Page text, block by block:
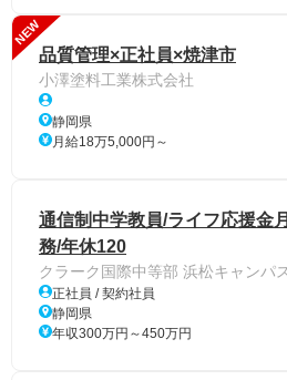
NEW
品質管理×正社員×焼津市
小澤塗料工業株式会社
静岡県
月給18万5,000円～
通信制中学教員/ライフ応援金
務/年休120
クラーク国際中等部 浜松キャンパス
正社員 / 契約社員
静岡県
年収300万円～450万円